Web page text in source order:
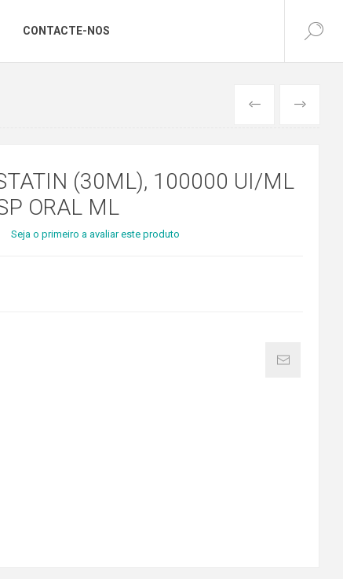
CONTACTE-NOS
ANTERIORSEGUINTE
(30ML), 100000 UI/ML
ORAL ML
Seja o primeiro a avaliar este produto